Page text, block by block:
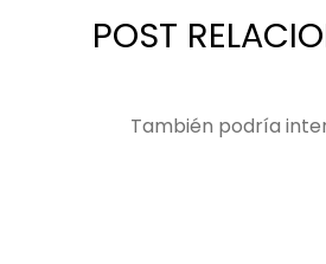
POST
También podría